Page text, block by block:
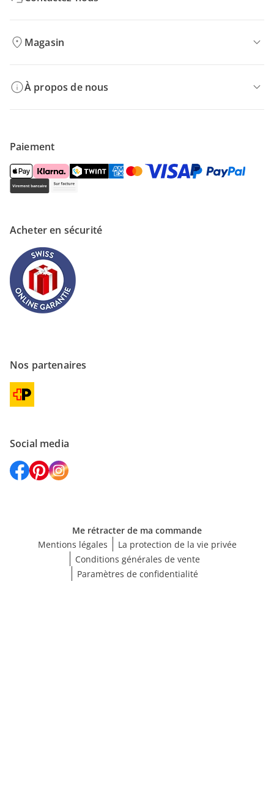
Magasin
À propos de nous
Paiement
Acheter en sécurité
Nos partenaires
Social media
Me rétracter de ma commande
Mentions légales
La protection de la vie privée
Conditions générales de vente
Paramètres de confidentialité